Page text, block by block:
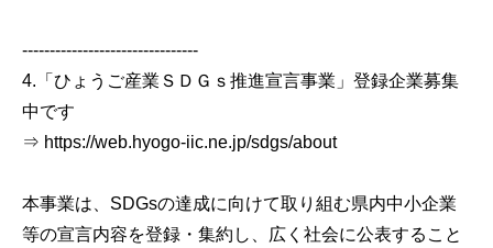
--------------------------------
4.「ひょうご産業ＳＤＧｓ推進宣言事業」登録企業募集
中です
⇒ https://web.hyogo-iic.ne.jp/sdgs/about
本事業は、SDGsの達成に向けて取り組む県内中小企業
等の宣言内容を登録・集約し、広く社会に公表すること